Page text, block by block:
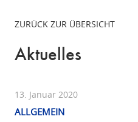
ZURÜCK ZUR ÜBERSICHT
Aktuelles
13. Januar 2020
ALLGEMEIN